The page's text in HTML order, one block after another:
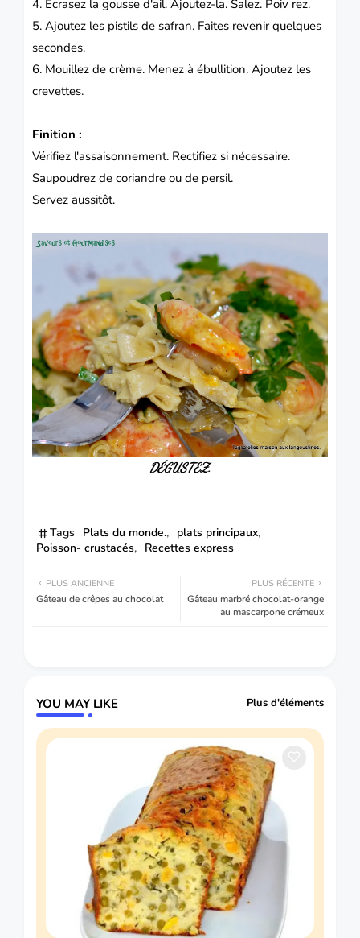
4. Écrasez la gousse d'ail. Ajoutez-la. Salez. Poiv rez.
5. Ajoutez les pistils de safran. Faites revenir quelques
secondes.
6. Mouillez de crème. Menez à ébullition. Ajoutez les
crevettes.
Finition :
Vérifiez l'assaisonnement. Rectifiez si nécessaire.
Saupoudrez de coriandre ou de persil.
Servez aussitôt.
DÉGUSTEZ.
Tags Plats du monde.
plats principaux
Poisson- crustacés
Recettes express
PLUS RÉCENTE
Gâteau marbré chocolat-orange
au mascarpone crémeux
PLUS ANCIENNE
Gâteau de crêpes au chocolat
YOU MAY LIKE Plus d'éléments